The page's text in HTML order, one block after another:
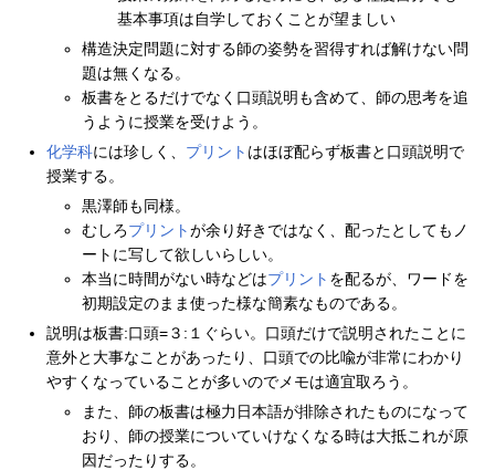
基本事項は自学しておくことが望ましい
構造決定問題に対する師の姿勢を習得すれば解けない問
題は無くなる。
板書をとるだけでなく口頭説明も含めて、師の思考を追
うように授業を受けよう。
化学科には珍しく、 プリント はほぼ配らず板書と口頭説明で
授業する。
黒澤師も同様。
むしろプリントが余り好きではなく、配ったとしてもノ
ートに写して欲しいらしい。
本当に時間がない時などはプリント を配るが、ワードを
初期設定のまま使った様な簡素なものである。
説明は板書:口頭=３:１ぐらい。口頭だけで説明されたことに
意外と大事なことがあったり、口頭での比喩が非常にわかり
やすくなっていることが多いのでメモは適宜取ろう。
また、師の板書は極力日本語が排除されたものになって
おり、師の授業についていけなくなる時は大抵これが原
因だったりする。